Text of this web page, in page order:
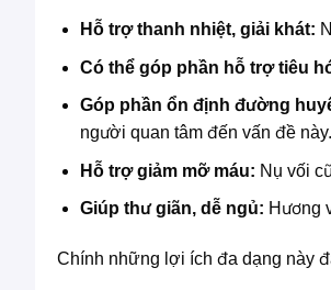
Hỗ trợ thanh nhiệt, giải khát:
Có thể góp phần hỗ trợ tiêu
Góp phần ổn định đường
người quan tâm đến vấn đề
Hỗ trợ giảm mỡ máu: Nụ vối
Giúp thư giãn, dễ ngủ: Hương
Chính những lợi ích đa dạng này